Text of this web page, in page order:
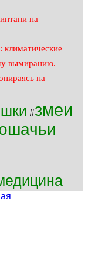
на
вымиранию.
на
#змеи